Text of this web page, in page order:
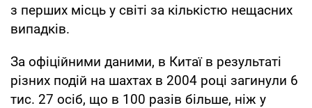
з перших місць у світі за кількістю нещасних
випадків.
За офіційними даними, в Китаї в результаті
різних подій на шахтах в 2004 році загинули 6
тис. 27 осіб, що в 100 разів більше, ніж у